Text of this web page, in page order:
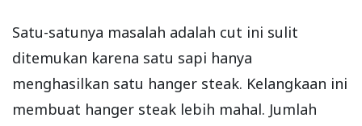
Satu-satunya masalah adalah cut ini sulit
ditemukan karena satu sapi hanya
menghasilkan satu hanger steak. Kelangkaan ini
membuat hanger steak lebih mahal. Jumlah